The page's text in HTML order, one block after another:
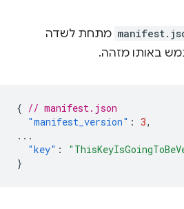
מתחת לשדה
באותו מזהה.
{ // manifest.json
"manifest_version" : 3,
...
"key" :
}